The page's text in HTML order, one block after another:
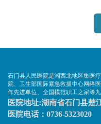
石门县人民医院是湘西北地区集医
院、卫生部国际紧急救援中心网络
作先进单位、全国模范职工之家等
医院地址:湖南省石门县楚
医院电话：0736-5323020